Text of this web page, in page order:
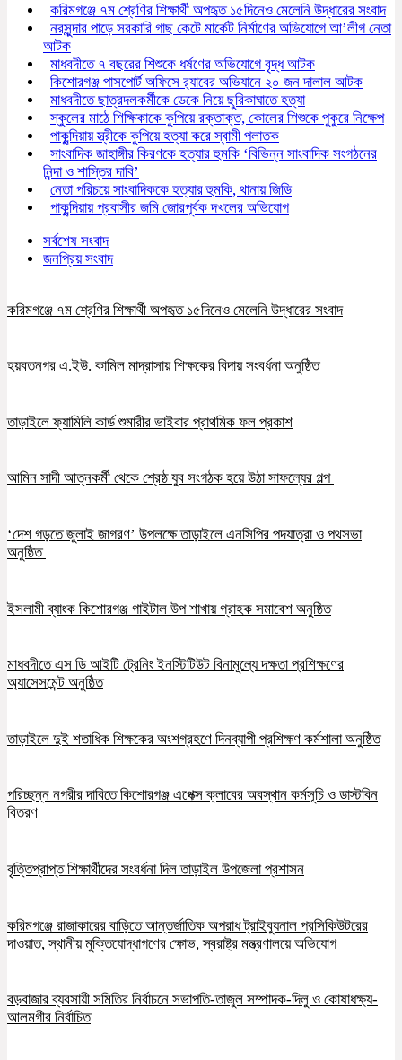
করিমগঞ্জে ৭ম শ্রেণির শিক্ষার্থী অপহৃত ১৫দিনেও মেলেনি উদ্ধারের সংবাদ
নরসুন্দার পাড়ে সরকারি গাছ কেটে মার্কেট নির্মাণের অভিযোগে আ’লীগ নেতা
আটক
মাধবদীতে ৭ বছরের শিশুকে ধর্ষণের অভিযোগে বৃদ্ধ আটক
কিশোরগঞ্জ পাসপোর্ট অফিসে র‍্যাবের অভিযানে ২০ জন দালাল আটক
মাধবদীতে ছাত্রদলকর্মীকে ডেকে নিয়ে ছুরিকাঘাতে হত্যা
স্কুলের মাঠে শিক্ষিকাকে কুপিয়ে রক্তাক্ত, কোলের শিশুকে পুকুরে নিক্ষেপ
পাকুন্দিয়ায় স্ত্রীকে কুপিয়ে হত্যা করে স্বামী পলাতক
সাংবাদিক জাহাঙ্গীর কিরণকে হত্যার হুমকি ‘বিভিন্ন সাংবাদিক সংগঠনের
নিন্দা ও শাস্তির দাবি’
নেতা পরিচয়ে সাংবাদিককে হত্যার হুমকি, থানায় জিডি
পাকুন্দিয়ায় প্রবাসীর জমি জোরপূর্বক দখলের অভিযোগ
সর্বশেষ সংবাদ
জনপ্রিয় সংবাদ
করিমগঞ্জে ৭ম শ্রেণির শিক্ষার্থী অপহৃত ১৫দিনেও মেলেনি উদ্ধারের সংবাদ
হয়বতনগর এ.ইউ. কামিল মাদ্রাসায় শিক্ষকের বিদায় সংবর্ধনা অনুষ্ঠিত
তাড়াইলে ফ্যামিলি কার্ড শুমারীর ভাইবার প্রাথমিক ফল প্রকাশ
আমিন সাদী আত্নকর্মী থেকে শ্রেষ্ঠ যুব সংগঠক হয়ে উঠা সাফল্যের গল্প
‘দেশ গড়তে জুলাই জাগরণ’ উপলক্ষে তাড়াইলে এনসিপির পদযাত্রা ও পথসভা
অনুষ্ঠিত
ইসলামী ব্যাংক কিশোরগঞ্জ গাইটাল উপ শাখায় গ্রাহক সমাবেশ অনুষ্ঠিত
মাধবদীতে এস ডি আইটি ট্রেনিং ইনস্টিটিউট বিনামূল্যে দক্ষতা প্রশিক্ষণের
অ্যাসেসমেন্ট অনুষ্ঠিত
তাড়াইলে দুই শতাধিক শিক্ষকের অংশগ্রহণে দিনব্যাপী প্রশিক্ষণ কর্মশালা অনুষ্ঠিত
পরিচ্ছন্ন নগরীর দাবিতে কিশোরগঞ্জ এপেক্স ক্লাবের অবস্থান কর্মসূচি ও ডাস্টবিন
বিতরণ
বৃত্তিপ্রাপ্ত শিক্ষার্থীদের সংবর্ধনা দিল তাড়াইল উপজেলা প্রশাসন
করিমগঞ্জে রাজাকারের বাড়িতে আন্তর্জাতিক অপরাধ ট্রাইব্যুনাল প্রসিকিউটরের
দাওয়াত, স্থানীয় মুক্তিযোদ্ধাগণের ক্ষোভ, স্বরাষ্ট্র মন্ত্রণালয়ে অভিযোগ
বড়বাজার ব্যবসায়ী সমিতির নির্বাচনে সভাপতি-তাজুল সম্পাদক-দিলু ও কোষাধক্ষ্য-
আলমগীর নির্বাচিত